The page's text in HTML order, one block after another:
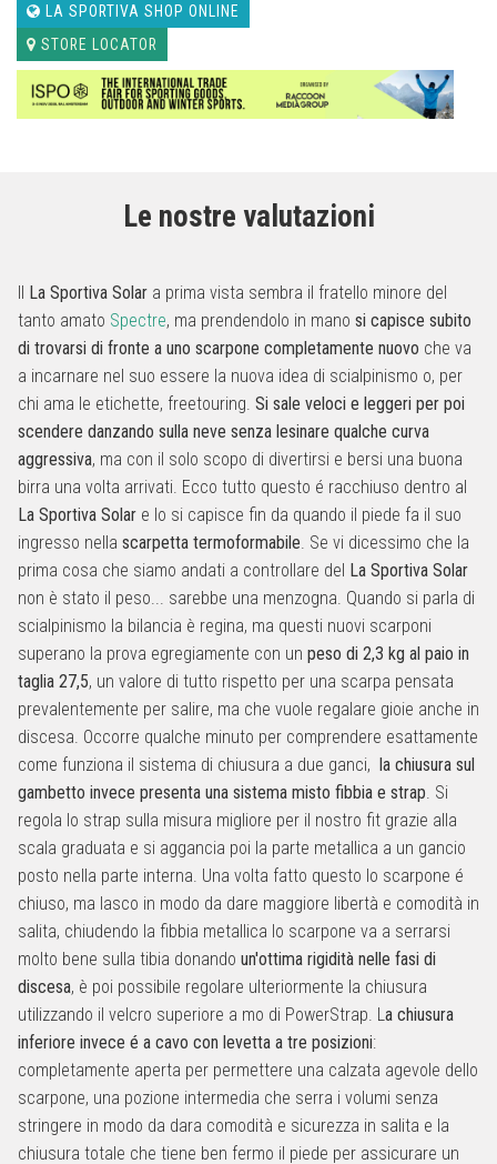
LA SPORTIVA SHOP ONLINE
STORE LOCATOR
Le nostre valutazioni
Il La Sportiva Solar a prima vista sembra il fratello minore del
tanto amato Spectre, ma prendendolo in mano si capisce subito
di trovarsi di fronte a uno scarpone completamente nuovo che va
a incarnare nel suo essere la nuova idea di scialpinismo o, per
chi ama le etichette, freetouring. Si sale veloci e leggeri per poi
scendere danzando sulla neve senza lesinare qualche curva
aggressiva, ma con il solo scopo di divertirsi e bersi una buona
birra una volta arrivati. Ecco tutto questo é racchiuso dentro al
La Sportiva Solar e lo si capisce fin da quando il piede fa il suo
ingresso nella scarpetta termoformabile. Se vi dicessimo che la
prima cosa che siamo andati a controllare del La Sportiva Solar
non è stato il peso... sarebbe una menzogna. Quando si parla di
scialpinismo la bilancia è regina, ma questi nuovi scarponi
superano la prova egregiamente con un peso di 2,3 kg al paio in
taglia 27,5, un valore di tutto rispetto per una scarpa pensata
prevalentemente per salire, ma che vuole regalare gioie anche in
discesa. Occorre qualche minuto per comprendere esattamente
come funziona il sistema di chiusura a due ganci, la chiusura sul
gambetto invece presenta una sistema misto fibbia e strap. Si
regola lo strap sulla misura migliore per il nostro fit grazie alla
scala graduata e si aggancia poi la parte metallica a un gancio
posto nella parte interna. Una volta fatto questo lo scarpone é
chiuso, ma lasco in modo da dare maggiore libertà e comodità in
salita, chiudendo la fibbia metallica lo scarpone va a serrarsi
molto bene sulla tibia donando un'ottima rigidità nelle fasi di
discesa, è poi possibile regolare ulteriormente la chiusura
utilizzando il velcro superiore a mo di PowerStrap. La chiusura
inferiore invece é a cavo con levetta a tre posizioni:
completamente aperta per permettere una calzata agevole dello
scarpone, una pozione intermedia che serra i volumi senza
stringere in modo da dara comodità e sicurezza in salita e la
chiusura totale che tiene ben fermo il piede per assicurare un